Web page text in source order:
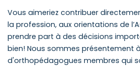
Vous aimeriez contribuer
la profession, aux orientations de
prendre part à des décisions
bien! Nous sommes présentement
d'orthopédagogues membres qui